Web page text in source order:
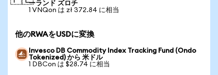
ーランド ズロチ
1 VNQon は zł 372.84 に相当
他のRWAをUSDに変換
Invesco DB Commodity Index Tracking Fund (Ondo
Tokenized) から 米ドル
1 DBCon は $28.74 に相当